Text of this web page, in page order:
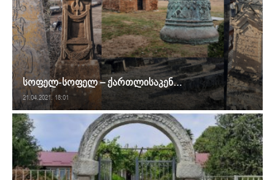
სოფელ-სოფელ – ქართლისაკენ…
21.04.2021. 18:01